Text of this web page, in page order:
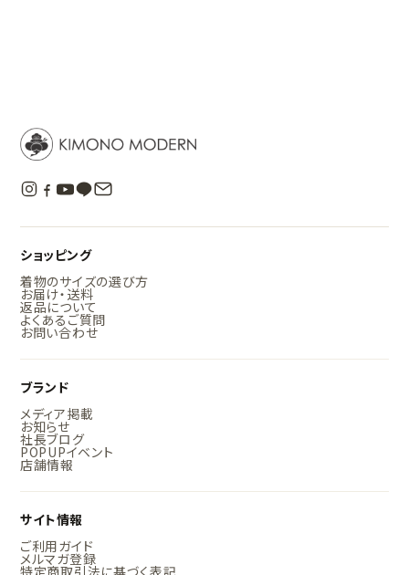
ショッピング
着物のサイズの選び方
お届け・送料
返品について
よくあるご質問
お問い合わせ
ブランド
メディア掲載
お知らせ
社長ブログ
POPUPイベント
店舗情報
サイト情報
ご利用ガイド
メルマガ登録